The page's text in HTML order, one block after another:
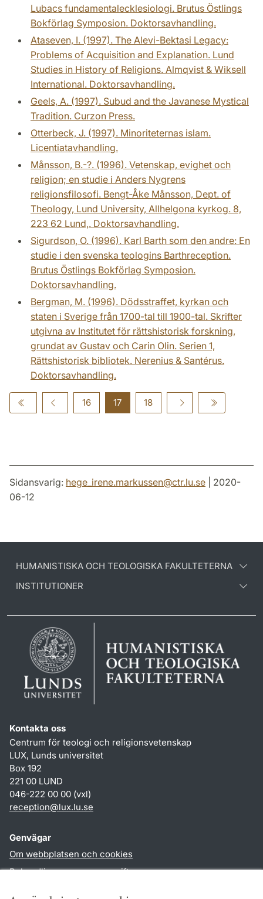
Lubacs fundamentalecklesiologi. Brutus Östlings
Bokförlag Symposion. Doktorsavhandling.
Ataseven, I. (1997). The Alevi-Bektasi Legacy:
Problems of Acquisition and Explanation. Lund
Studies in History of Religions. Almqvist & Wiksell
International. Doktorsavhandling.
Geels, A. (1997). Subud and the Javanese Mystical
Tradition. Curzon Press.
Otterbeck, J. (1997). Minoriteternas islam.
Licentiatavhandling.
Månsson, B.-?. (1996). Vetenskap, evighet och
religion; en studie i Anders Nygrens
religionsfilosofi. Bengt-Åke Månsson, Dept. of
Theology, Lund University, Allhelgona kyrkog. 8,
223 62 Lund,. Doktorsavhandling.
Sigurdson, O. (1996). Karl Barth som den andre: En
studie i den svenska teologins Barthreception.
Brutus Östlings Bokförlag Symposion.
Doktorsavhandling.
Bergman, M. (1996). Dödsstraffet, kyrkan och
staten i Sverige från 1700-tal till 1900-tal. Skrifter
utgivna av Institutet för rättshistorisk forskning,
grundat av Gustav och Carin Olin. Serien 1,
Rättshistorisk bibliotek. Nerenius & Santérus.
Doktorsavhandling.
16 17 18
Sidansvarig: hege_irene.markussen@ctr.lu.se | 2020-
06-12
HUMANISTISKA OCH TEOLOGISKA FAKULTETERNA
INSTITUTIONER
Kontakta oss
Centrum för teologi och religionsvetenskap
LUX, Lunds universitet
Box 192
221 00 LUND
046-222 00 00 (vxl)
reception@lux.lu.se
Genvägar
Om webbplatsen och cookies
Behandling av personuppgifter